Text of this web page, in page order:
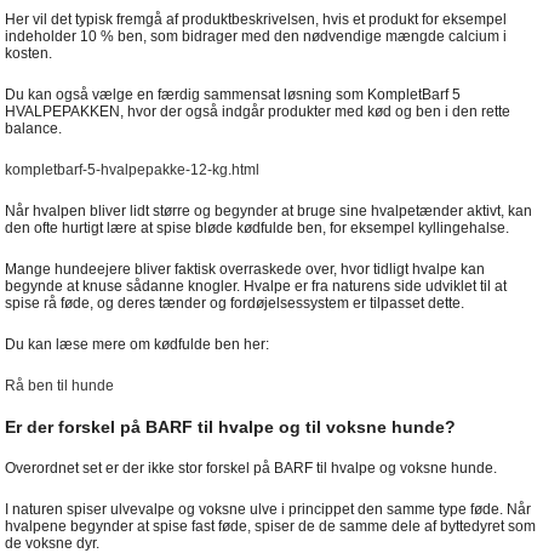
Her vil det typisk fremgå af produktbeskrivelsen, hvis et produkt for eksempel
indeholder 10 % ben, som bidrager med den nødvendige mængde calcium i
kosten.
Du kan også vælge en færdig sammensat løsning som KompletBarf 5
HVALPEPAKKEN, hvor der også indgår produkter med kød og ben i den rette
balance.
kompletbarf-5-hvalpepakke-12-kg.html
Når hvalpen bliver lidt større og begynder at bruge sine hvalpetænder aktivt, kan
den ofte hurtigt lære at spise bløde kødfulde ben, for eksempel kyllingehalse.
Mange hundeejere bliver faktisk overraskede over, hvor tidligt hvalpe kan
begynde at knuse sådanne knogler. Hvalpe er fra naturens side udviklet til at
spise rå føde, og deres tænder og fordøjelsessystem er tilpasset dette.
Du kan læse mere om kødfulde ben her:
Rå ben til hunde
Er der forskel på BARF til hvalpe og til voksne hunde?
Overordnet set er der ikke stor forskel på BARF til hvalpe og voksne hunde.
I naturen spiser ulvevalpe og voksne ulve i princippet den samme type føde. Når
hvalpene begynder at spise fast føde, spiser de de samme dele af byttedyret som
de voksne dyr.